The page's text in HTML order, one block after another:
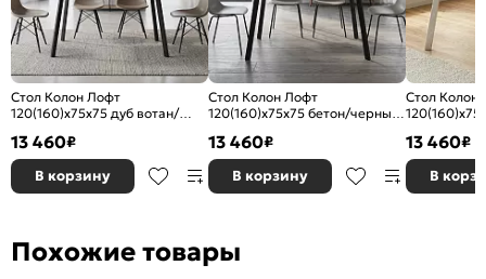
Стол Колон Лофт
120(160)х75х75 дуб вотан/
13 460₽
В корзину
Стол Колон Лофт
120(160)х75х75 бетон/черный
13 460₽
В корзину
Стол Колон
13 460₽
В
Похожие товары